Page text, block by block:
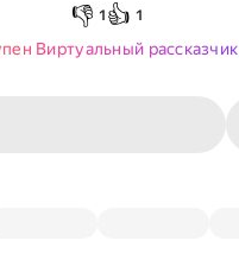
👎 1 👍 1
Виртуальный рассказчик